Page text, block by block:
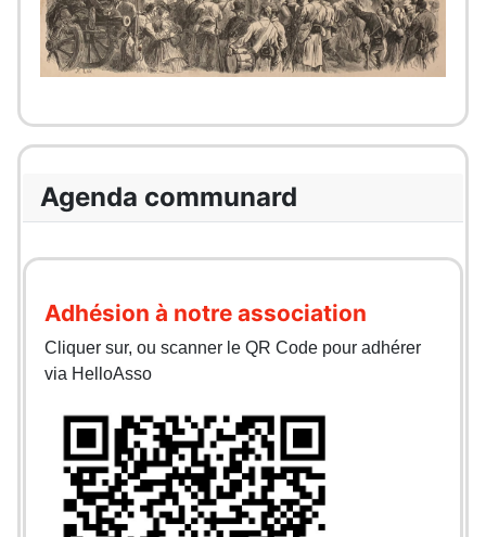
Agenda communard
Adhésion à notre association
Cliquer sur, ou scanner le QR Code pour adhérer
via HelloAsso